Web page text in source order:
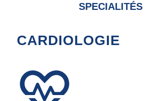
SPECIALITÉS
CARDIOLOGIE